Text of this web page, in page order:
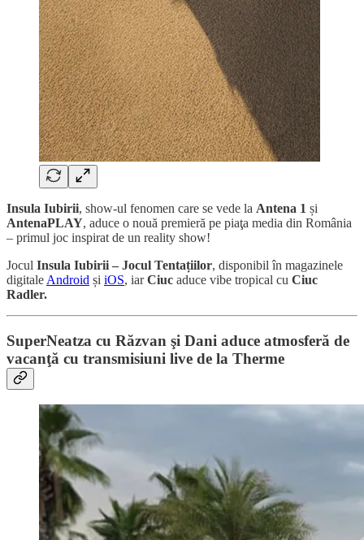
Insula Iubirii, show-ul fenomen care se vede la Antena 1 și
AntenaPLAY, aduce o nouă premieră pe piaţa media din România
– primul joc inspirat de un reality show!
Jocul Insula Iubirii – Jocul Tentațiilor, disponibil în magazinele
digitale Android și iOS, iarCiuc aduce vibe tropical cu Ciuc
Radler.
SuperNeatza cu Răzvan şi Dani aduce atmosferă de
vacanţă cu transmisiuni live de la Therme